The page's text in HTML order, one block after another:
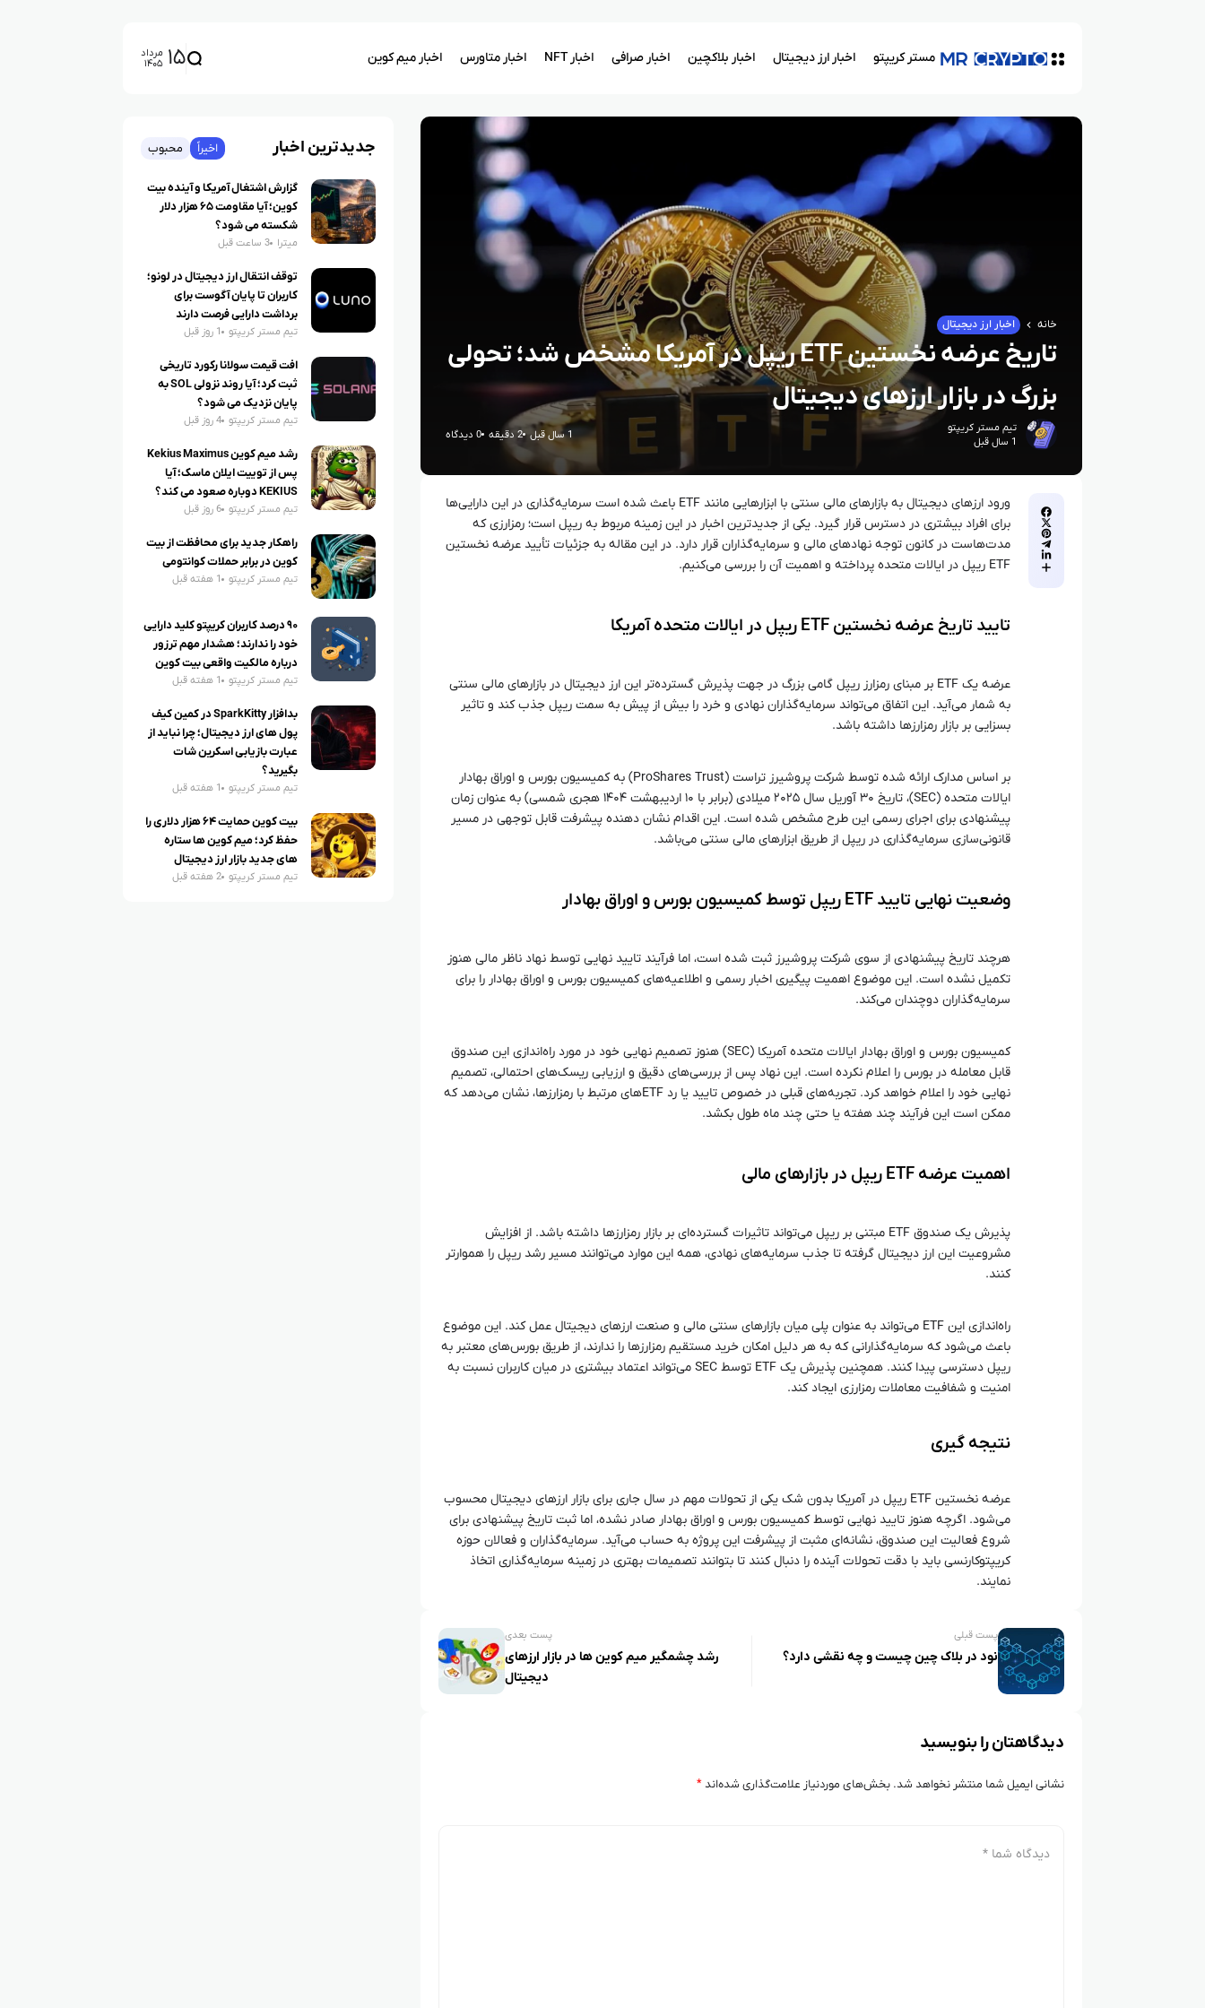
مستر کریپتو اخبار ارز دیجیتال اخبار بلاکچین اخبار صرافی اخبار NFT اخبار متاورس اخبار میم کوین ۱۵ مرداد
۱۴۰۵
خانه اخبار ارز دیجیتال
تاریخ عرضه نخستین ETF ریپل در آمریکا مشخص شد؛ تحولی
بزرگ در بازار ارزهای دیجیتال
تیم مستر کریپتو
1 سال قبل
1 سال قبل 2 دقیقه 0 دیدگاه
ورود ارزهای دیجیتال به بازارهای مالی سنتی با ابزارهایی مانند ETF باعث شده است سرمایه‌گذاری در این دارایی‌ها
برای افراد بیشتری در دسترس قرار گیرد. یکی از جدیدترین اخبار در این زمینه مربوط به ریپل است؛ رمزارزی که
مدت‌هاست در کانون توجه نهادهای مالی و سرمایه‌گذاران قرار دارد. در این مقاله به جزئیات تأیید عرضه نخستین
ETF ریپل در ایالات متحده پرداخته و اهمیت آن را بررسی می‌کنیم.
تایید تاریخ عرضه نخستین ETF ریپل در ایالات متحده آمریکا
عرضه یک ETF بر مبنای رمزارز ریپل گامی بزرگ در جهت پذیرش گسترده‌تر این ارز دیجیتال در بازارهای مالی سنتی
به شمار می‌آید. این اتفاق می‌تواند سرمایه‌گذاران نهادی و خرد را بیش از پیش به سمت ریپل جذب کند و تاثیر
بسزایی بر بازار رمزارزها داشته باشد.
بر اساس مدارک ارائه شده توسط شرکت پروشیرز تراست (ProShares Trust) به کمیسیون بورس و اوراق بهادار
ایالات متحده (SEC)، تاریخ ۳۰ آوریل سال ۲۰۲۵ میلادی (برابر با ۱۰ اردیبهشت ۱۴۰۴ هجری شمسی) به عنوان زمان
پیشنهادی برای اجرای رسمی این طرح مشخص شده است. این اقدام نشان دهنده پیشرفت قابل توجهی در مسیر
قانونی‌سازی سرمایه‌گذاری در ریپل از طریق ابزارهای مالی سنتی می‌باشد.
وضعیت نهایی تایید ETF ریپل توسط کمیسیون بورس و اوراق بهادار
هرچند تاریخ پیشنهادی از سوی شرکت پروشیرز ثبت شده است، اما فرآیند تایید نهایی توسط نهاد ناظر مالی هنوز
تکمیل نشده است. این موضوع اهمیت پیگیری اخبار رسمی و اطلاعیه‌های کمیسیون بورس و اوراق بهادار را برای
سرمایه‌گذاران دوچندان می‌کند.
کمیسیون بورس و اوراق بهادار ایالات متحده آمریکا (SEC) هنوز تصمیم نهایی خود در مورد راه‌اندازی این صندوق
قابل معامله در بورس را اعلام نکرده است. این نهاد پس از بررسی‌های دقیق و ارزیابی ریسک‌های احتمالی، تصمیم
نهایی خود را اعلام خواهد کرد. تجربه‌های قبلی در خصوص تایید یا رد ETFهای مرتبط با رمزارزها، نشان می‌دهد که
ممکن است این فرآیند چند هفته یا حتی چند ماه طول بکشد.
اهمیت عرضه ETF ریپل در بازارهای مالی
پذیرش یک صندوق ETF مبتنی بر ریپل می‌تواند تاثیرات گسترده‌ای بر بازار رمزارزها داشته باشد. از افزایش
مشروعیت این ارز دیجیتال گرفته تا جذب سرمایه‌های نهادی، همه این موارد می‌توانند مسیر رشد ریپل را هموارتر
کنند.
راه‌اندازی این ETF می‌تواند به عنوان پلی میان بازارهای سنتی مالی و صنعت ارزهای دیجیتال عمل کند. این موضوع
باعث می‌شود که سرمایه‌گذارانی که به هر دلیل امکان خرید مستقیم رمزارزها را ندارند، از طریق بورس‌های معتبر به
ریپل دسترسی پیدا کنند. همچنین پذیرش یک ETF توسط SEC می‌تواند اعتماد بیشتری در میان کاربران نسبت به
امنیت و شفافیت معاملات رمزارزی ایجاد کند.
نتیجه گیری
عرضه نخستین ETF ریپل در آمریکا بدون شک یکی از تحولات مهم در سال جاری برای بازار ارزهای دیجیتال محسوب
می‌شود. اگرچه هنوز تایید نهایی توسط کمیسیون بورس و اوراق بهادار صادر نشده، اما ثبت تاریخ پیشنهادی برای
شروع فعالیت این صندوق، نشانه‌ای مثبت از پیشرفت این پروژه به حساب می‌آید. سرمایه‌گذاران و فعالان حوزه
کریپتوکارنسی باید با دقت تحولات آینده را دنبال کنند تا بتوانند تصمیمات بهتری در زمینه سرمایه‌گذاری اتخاذ
نمایند.
پست قبلی
نود در بلاک‌ چین چیست و چه نقشی دارد؟
پست بعدی
رشد چشمگیر میم کوین ها در بازار ارزهای
دیجیتال
دیدگاهتان را بنویسید
نشانی ایمیل شما منتشر نخواهد شد. بخش‌های موردنیاز علامت‌گذاری شده‌اند*
جدیدترین اخبار اخیراً محبوب
گزارش اشتغال آمریکا و آینده بیت
کوین؛ آیا مقاومت ۶۵ هزار دلار
شکسته می شود؟
میترا 3 ساعت قبل
توقف انتقال ارز دیجیتال در لونو؛
کاربران تا پایان آگوست برای
برداشت دارایی فرصت دارند
تیم مستر کریپتو 1 روز قبل
افت قیمت سولانا رکورد تاریخی
ثبت کرد؛ آیا روند نزولی SOL به
پایان نزدیک می شود؟
تیم مستر کریپتو 4 روز قبل
رشد میم کوین Kekius Maximus
پس از توییت ایلان ماسک؛ آیا
KEKIUS دوباره صعود می کند؟
تیم مستر کریپتو 6 روز قبل
راهکار جدید برای محافظت از بیت
کوین در برابر حملات کوانتومی
تیم مستر کریپتو 1 هفته قبل
۹۰ درصد کاربران کریپتو کلید دارایی
خود را ندارند؛ هشدار مهم ترزور
درباره مالکیت واقعی بیت کوین
تیم مستر کریپتو 1 هفته قبل
بدافزار SparkKitty در کمین کیف
پول های ارز دیجیتال؛ چرا نباید از
عبارت بازیابی اسکرین شات
بگیرید؟
تیم مستر کریپتو 1 هفته قبل
بیت کوین حمایت ۶۴ هزار دلاری را
حفظ کرد؛ میم کوین ها ستاره
های جدید بازار ارز دیجیتال
تیم مستر کریپتو 2 هفته قبل